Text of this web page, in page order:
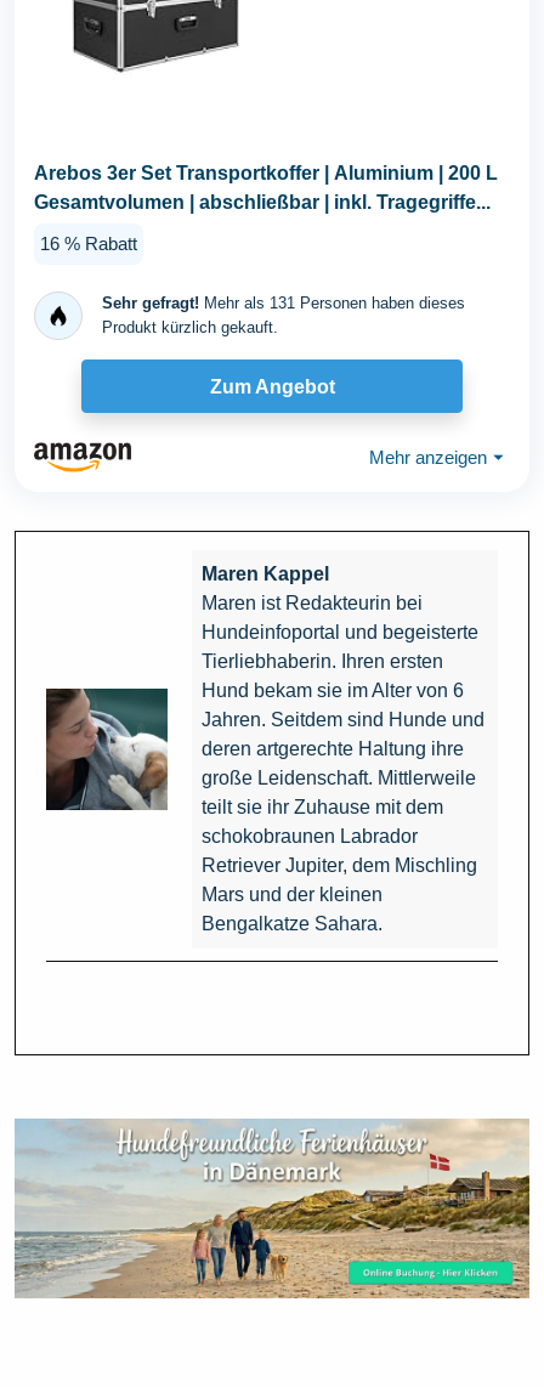
Arebos 3er Set Transportkoffer | Aluminium | 200 L
Gesamtvolumen | abschließbar | inkl. Tragegriffe...
16 % Rabatt
Sehr gefragt! Mehr als 131 Personen haben dieses
Produkt kürzlich gekauft.
Zum Angebot
Mehr anzeigen ⏷
Maren Kappel
Maren ist Redakteurin bei
Hundeinfoportal und begeisterte
Tierliebhaberin. Ihren ersten
Hund bekam sie im Alter von 6
Jahren. Seitdem sind Hunde und
deren artgerechte Haltung ihre
große Leidenschaft. Mittlerweile
teilt sie ihr Zuhause mit dem
schokobraunen Labrador
Retriever Jupiter, dem Mischling
Mars und der kleinen
Bengalkatze Sahara.